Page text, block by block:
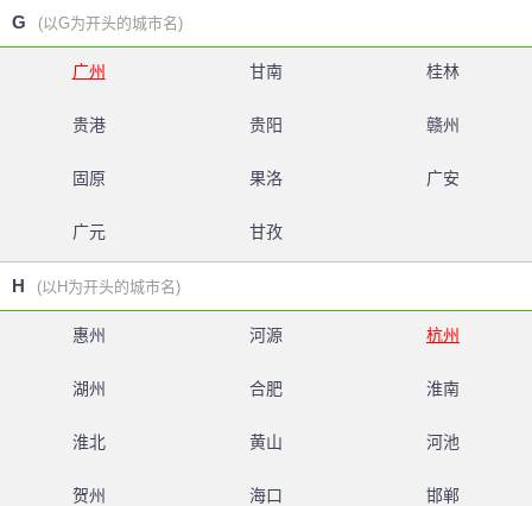
G (以G为开头的城市名)
广州 甘南 桂林
贵港 贵阳 赣州
固原 果洛 广安
广元 甘孜
H (以H为开头的城市名)
惠州 河源 杭州
湖州 合肥 淮南
淮北 黄山 河池
贺州 海口 邯郸